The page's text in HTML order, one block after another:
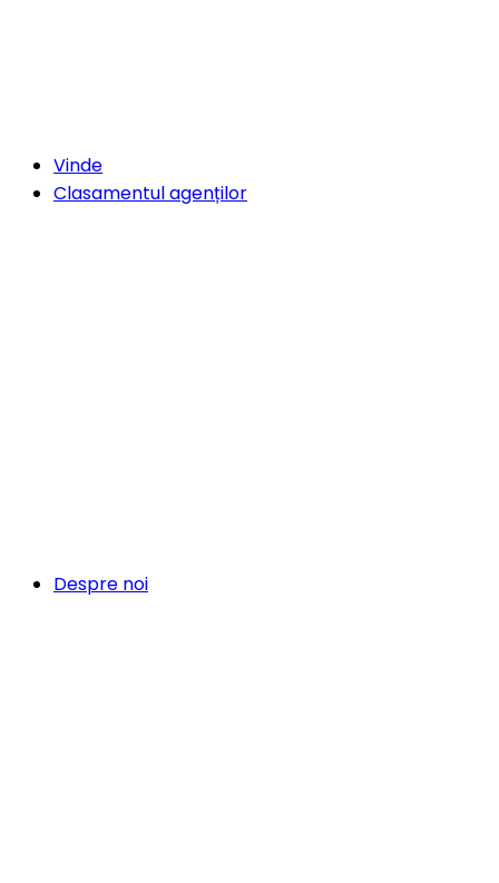
Vinde
Clasamentul agenților
Despre noi